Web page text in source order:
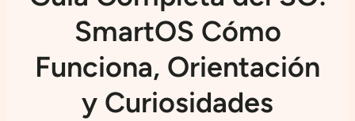
SmartOS Cómo
Funciona, Orientación
y Curiosidades